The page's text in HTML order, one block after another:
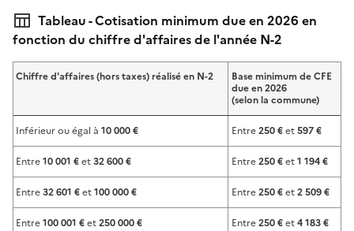
Tableau - Cotisation minimum due en 2026 en
fonction du chiffre d'affaires de l'année N-2
Chiffre d'affaires (hors taxes) réalisé en N-2
Base minimum de CFE
due en 2026
(selon la commune)
Inférieur ou égal à 10 000 € Entre250 €et597 €
Entre10 001 €et32 600 € Entre250 €et1 194 €
Entre32 601 €et100 000 € Entre250 €et2 509 €
Entre100 001 €et250 000 € Entre250 €et4 183 €